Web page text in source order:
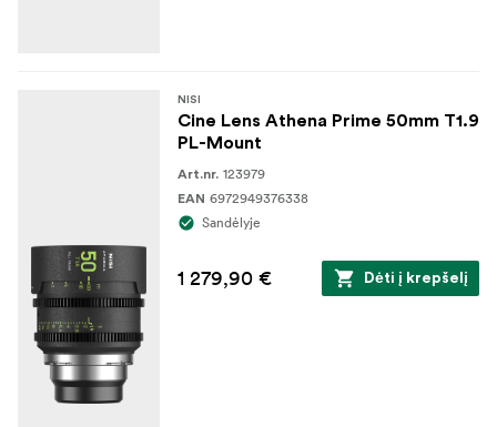
NISI
Cine Lens Athena Prime 50mm T1.9
PL-Mount
Art.nr. 123979
EAN 6972949376338
Sandėlyje
1 279,90 € Dėti į krepšelį